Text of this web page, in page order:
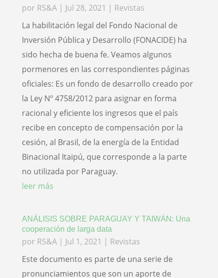
por RS&A| Jul 28, 2021 | Revistas
La habilitación legal del Fondo Nacional de
Inversión Pública y Desarrollo (FONACIDE) ha
sido hecha de buena fe. Veamos algunos
pormenores en las correspondientes páginas
oficiales: Es un fondo de desarrollo creado por
la Ley Nº 4758/2012 para asignar en forma
racional y eficiente los ingresos que el país
recibe en concepto de compensación por la
cesión, al Brasil, de la energía de la Entidad
Binacional Itaipú, que corresponde a la parte
no utilizada por Paraguay.
leer más
ANÁLISIS SOBRE PARAGUAY Y TAIWÁN: Una
cooperación de larga data
por RS&A| Jul 1, 2021 | Revistas
Este documento es parte de una serie de
pronunciamientos que son un aporte de